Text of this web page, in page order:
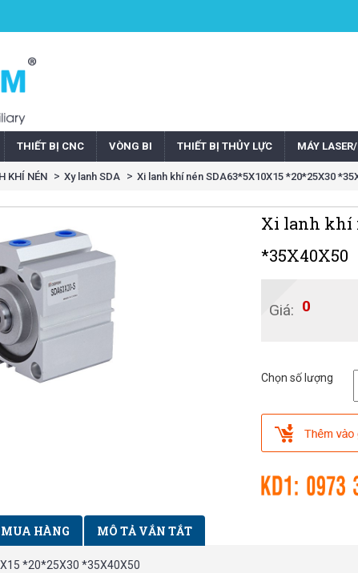
THIẾT BỊ CNC VÒNG BI THIẾT BỊ THỦY LỰC MÁY
KHÍ NÉN Xy lanh SDA Xi lanh khí nén SDA63*5X10X15 *20*25X30
Xi lanh khí
*35X40X50
Giá: 0
Chọn số lượng
HÀNG MÔ TẢ VẮN TẮT
*20*25X30 *35X40X50